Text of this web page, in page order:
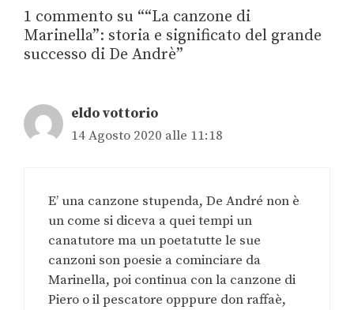
1 commento su ““La canzone di
Marinella”: storia e significato del grande
successo di De Andrè”
eldo vottorio
14 Agosto 2020 alle 11:18
E’ una canzone stupenda, De André non è
un come si diceva a quei tempi un
canatutore ma un poetatutte le sue
canzoni son poesie a cominciare da
Marinella, poi continua con la canzone di
Piero o il pescatore opppure don raffaè,